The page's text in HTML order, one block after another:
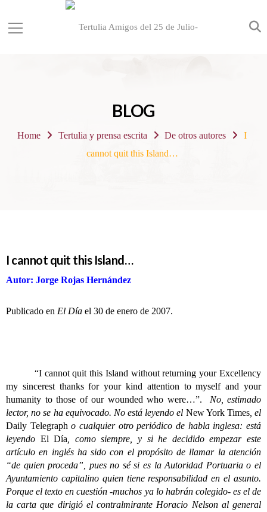
BLOG
Home Tertulia y prensa escrita De otros autores
I
cannot quit this Island…
I cannot quit this Island…
Autor: Jorge Rojas Hernández
Publicado en El Día el 30 de enero de 2007.
“I cannot quit this Island without returning your Excellency
my sincerest thanks for your kind attention to myself and your
humanity to those of our wounded who were…”.
No, estimado
lector, no se ha equivocado. No está leyendo el New York Times, el
Daily Telegrapho cualquier otro periódico de habla inglesa: está
leyendo El Día , como siempre, y si he decidido empezar este
artículo en inglés ha sido con el propósito de llamar la atención
“de quien proceda”, pues no sé si es la Autoridad Portuaria o el
Ayuntamiento capitalino quien tiene responsabilidad en el asunto.
Porque el texto en cuestión -muchos ya lo habrán colegido- es el de
la carta que dirigió el contralmirante Horacio Nelson al general